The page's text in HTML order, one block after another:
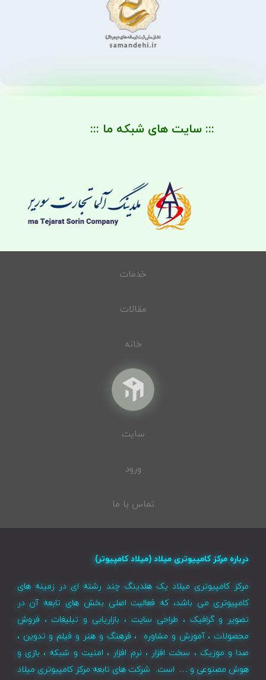
::: سایت های شبکه ما :::
خدمات
مقالات
خانه
سایت
ورود
تماس با ما
درباره مرکز کامپیوتری میلاد (میلاد کامپیوتر)
مرکز کامپیوتری میلاد یک هلدینگ چند رشته ای در زمینه های
کامپیوتری می باشد، که فعالیت اصلی بخش های تابعه آن در
تصویر و گرافیک ، طراحی سایت ، بازاریابی و تبلیغات ، فروش
محصولات ، آموزش و مشاوره ، فرهنگ و هنر و فیلم و تدوین ،
صدا و موزیک ، سخت افزار ، نرم افزار ، امنیت و شبکه ، بازی و
هوش مصنوعی و … است. شرکت های تابعه مرکز کامپیوتری میلاد